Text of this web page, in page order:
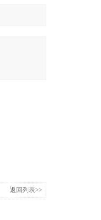
返回列表>>